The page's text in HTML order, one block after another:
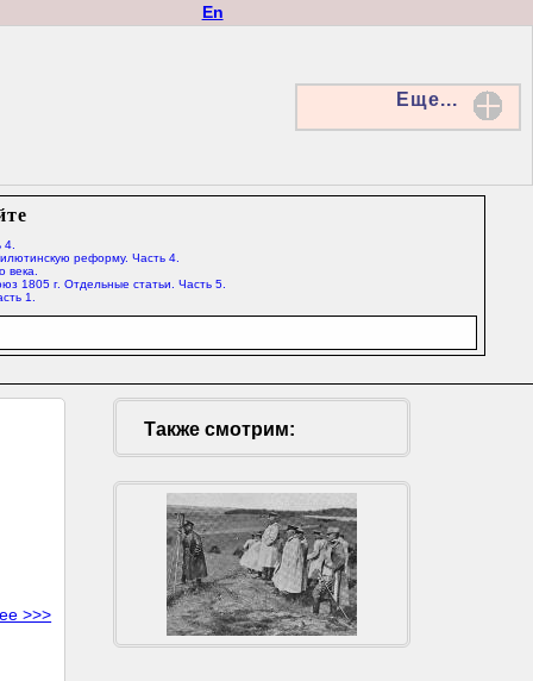
En
Еще...
4.
реформу. Часть 4.
века.
1805 г. Отдельные статьи. Часть 5.
1.
>>>
Также смотрим: